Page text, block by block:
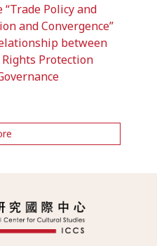
Policy and
and Convergence”
between
Protection